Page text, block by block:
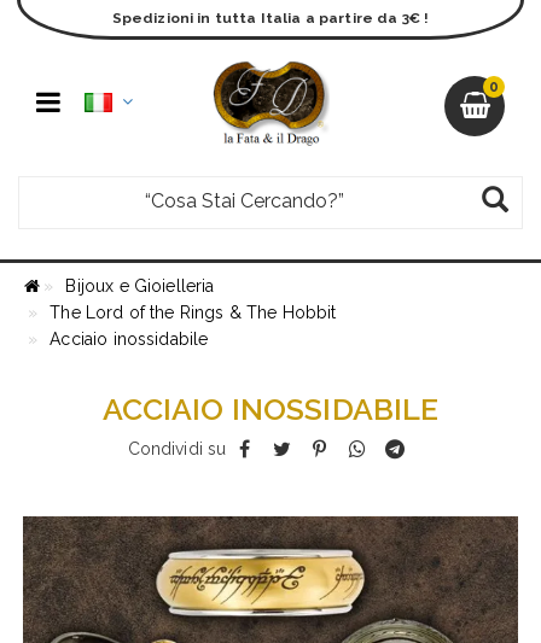
0
Spedizioni in tutta Italia a partire da 3€ !
Bijoux e Gioielleria
The Lord of the Rings & The Hobbit
Acciaio inossidabile
ACCIAIO INOSSIDABILE
Condividi su